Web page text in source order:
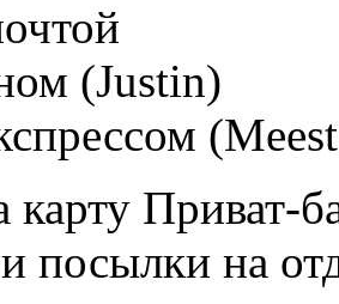
(Justin)
карту Приват-
посылки на